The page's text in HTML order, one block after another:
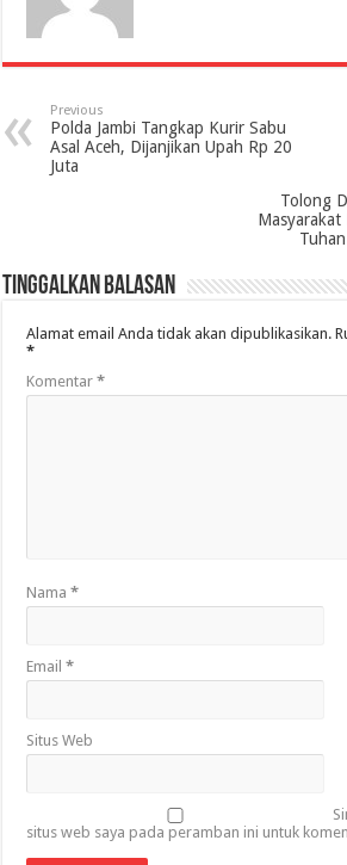
Previous
Polda Jambi Tangkap Kurir Sabu
Asal Aceh, Dijanjikan Upah Rp 20
Juta
Tolong
Tinggalkan Balasan
Alamat email Anda tidak akan dipublikasikan.
*
Komentar*
Nama*
Email*
Situs Web
situs web saya pada peramban ini untuk